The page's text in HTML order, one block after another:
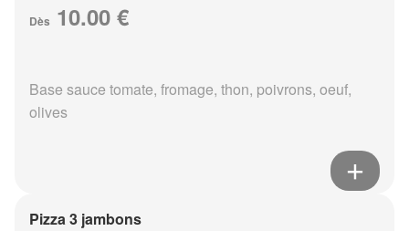
Dès 10.00 €
Base sauce tomate, fromage, thon, poivrons, oeuf,
olives
Pizza 3 jambons